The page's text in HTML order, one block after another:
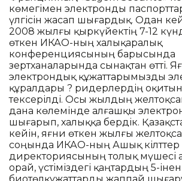
көмегімен электронды
үлгісін жасап шығардық. Одан
2008 жылғы қыркүйектің 7-12
өткен ИКАО-ның халықаралық
конференциясының барысында
зертханаларында сынақтан өтті.
электрондық құжаттарымызды
құралдары ? ридерлердің
тексерілді. Осы жылдың
дана көлемінде алғашқы
шығарып, халыққа бердік.
кейін, яғни өткен жылғы
соңында ИКАО-ның Ашық кілттер
директориясының толық мүшесі
орай, үстіміздегі қаңтардың 5-
биотөлқұжаттарды жаппай